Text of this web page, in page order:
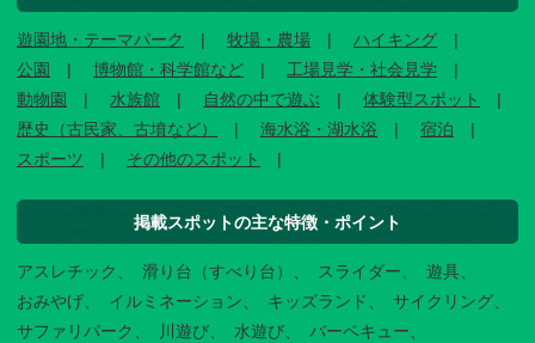
遊園地・テーマパーク 牧場・農場
ハイキング
公園
博物館・科学館など
工場見学・社会見学
動物園
水族館 自然の中で遊ぶ
体験型スポット
歴史（古民家、古墳など）
海水浴・湖水浴
宿泊
スポーツ
その他のスポット
掲載スポットの主な特徴・ポイント
アスレチック 滑り台（すべり台） スライダー
遊具
おみやげ
イルミネーション キッズランド
サイクリング
サファリパーク
川遊び 水遊び
バーベキュー